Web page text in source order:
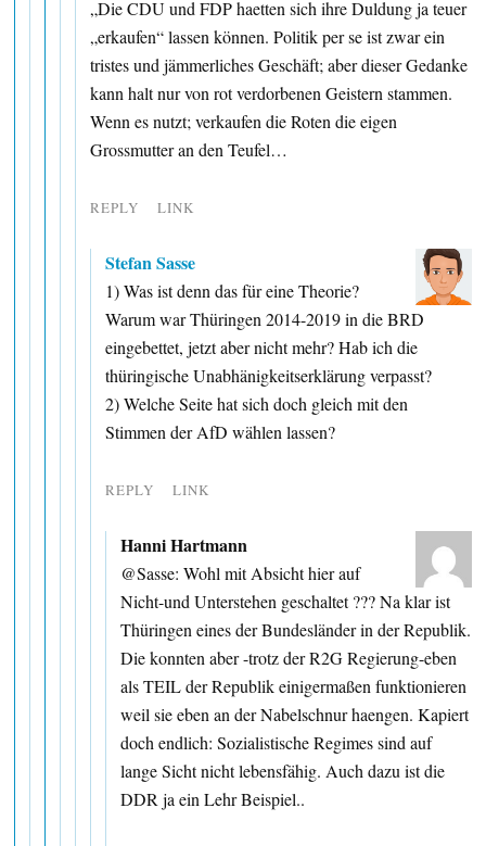
„Die CDU und FDP haetten sich ihre Duldung ja teuer
„erkaufen“ lassen können. Politik per se ist zwar ein
tristes und jämmerliches Geschäft; aber dieser Gedanke
kann halt nur von rot verdorbenen Geistern stammen.
Wenn es nutzt; verkaufen die Roten die eigen
Grossmutter an den Teufel…
REPLY LINK
Stefan Sasse
1) Was ist denn das für eine Theorie?
Warum war Thüringen 2014-2019 in die BRD
eingebettet, jetzt aber nicht mehr? Hab ich die
thüringische Unabhänigkeitserklärung verpasst?
2) Welche Seite hat sich doch gleich mit den
Stimmen der AfD wählen lassen?
REPLY LINK
Hanni Hartmann
@Sasse: Wohl mit Absicht hier auf
Nicht-und Unterstehen geschaltet ??? Na klar ist
Thüringen eines der Bundesländer in der Republik.
Die konnten aber -trotz der R2G Regierung-eben
als TEIL der Republik einigermaßen funktionieren
weil sie eben an der Nabelschnur haengen. Kapiert
doch endlich: Sozialistische Regimes sind auf
lange Sicht nicht lebensfähig. Auch dazu ist die
DDR ja ein Lehr Beispiel..